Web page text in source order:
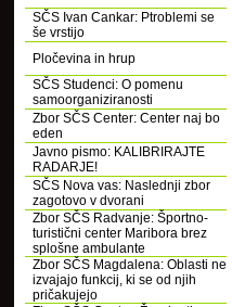
SČS Ivan Cankar: Ptroblemi se
še vrstijo
Pločevina in hrup
SČS Studenci: O pomenu
samoorganiziranosti
Zbor SČS Center: Center naj bo
eden
Javno pismo: KALIBRIRAJTE
RADARJE!
SČS Nova vas: Naslednji zbor
zagotovo v dvorani
Zbor SČS Radvanje: Športno-
turistični center Maribora brez
splošne ambulante
Zbor SČS Magdalena: Oblasti ne
izvajajo funkcij, ki se od njih
pričakujejo